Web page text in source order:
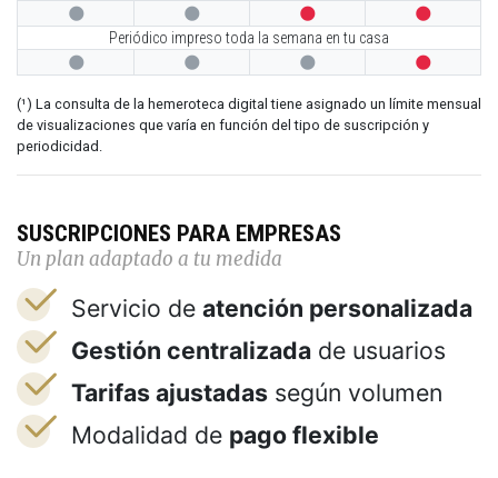
   
Periódico impreso toda la semana en tu casa
   
(¹) La consulta de la hemeroteca digital tiene asignado un límite mensual
de visualizaciones que varía en función del tipo de suscripción y
periodicidad.
SUSCRIPCIONES PARA EMPRESAS
Un plan adaptado a tu medida
Servicio de atención personalizada
Gestión centralizada de usuarios
Tarifas ajustadas según volumen
Modalidad de pago flexible